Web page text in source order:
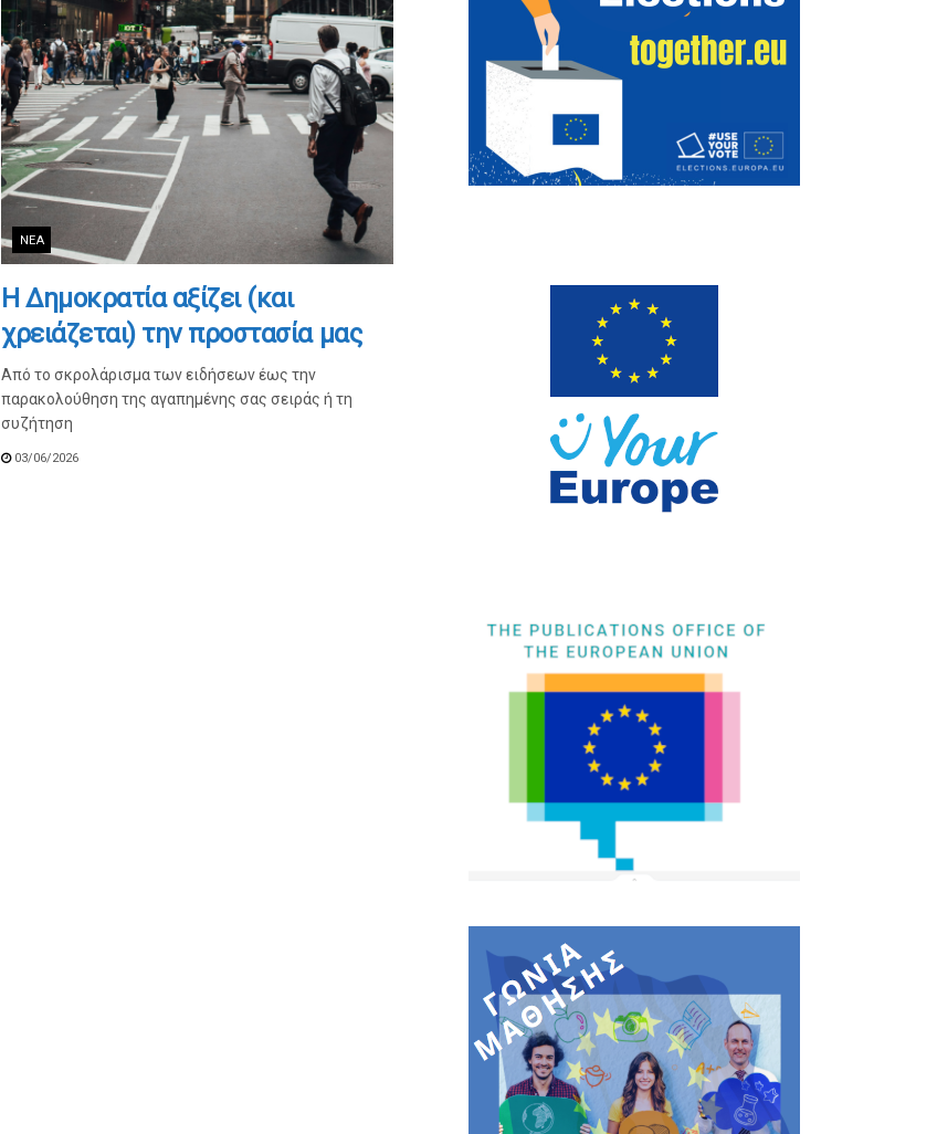
ΝΈΑ
Η Δημοκρατία αξίζει (και
χρειάζεται) την προστασία μας
Από το σκρολάρισμα των ειδήσεων έως την
παρακολούθηση της αγαπημένης σας σειράς ή τη
συζήτηση
03/06/2026